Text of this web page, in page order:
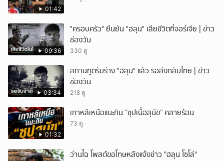
01:42
09:36
"ครอบครัว" ยืนยัน "ฮลุน" เสียชีวิตที่จอร์เจีย | ข่าว
ช่องวัน
330 ดู
03:34
สถานทูตรับร่าง "ฮลุน" แล้ว รอส่งกลับไทย | ข่าว
ช่องวัน
218 ดู
01:32
เกาหลีเหนือแนะกิน “ซุปเนื้อสุนัข” คลายร้อน
73 ดู
ว่านไฉ โพสต์ขอโทษหลังแจ้งข่าว "ฮลุน โซโล่"